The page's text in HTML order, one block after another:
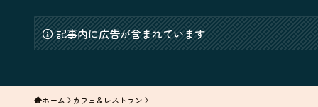
記事内に広告が含まれています
ホーム カフェ＆レストラン